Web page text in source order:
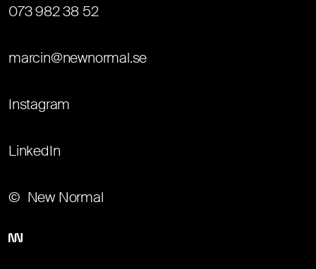
073 982 38 52
marcin@newnormal.se
Instagram
LinkedIn
New Normal